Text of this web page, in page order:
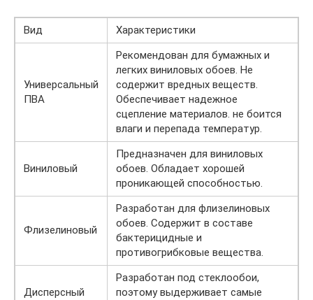
Вид Характеристики
Универсальный
ПВА
Рекомендован для бумажных и
легких виниловых обоев. Не
содержит вредных веществ.
Обеспечивает надежное
сцепление материалов. не боится
влаги и перепада температур.
Виниловый
Предназначен для виниловых
обоев. Обладает хорошей
проникающей способностью.
Флизелиновый
Разработан для флизелиновых
обоев. Содержит в составе
бактерицидные и
противогрибковые вещества.
Дисперсный
Разработан под стеклообои,
поэтому выдерживает самые